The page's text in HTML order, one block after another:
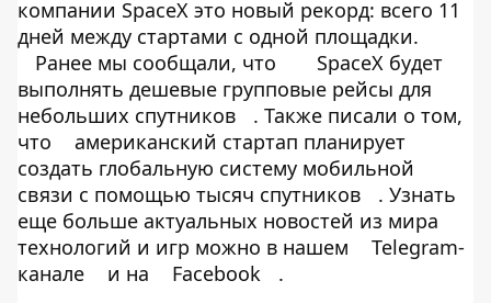
компании SpaceX это новый рекорд: всего 11
дней между стартами c одной площадки.
Ранее мы сообщали, что
SpaceX будет
выполнять дешевые групповые рейсы для
небольших спутников
. Также писали о том,
что
американский стартап планирует
создать глобальную систему мобильной
связи с помощью тысяч спутников
. Узнать
еще больше актуальных новостей из мира
технологий и игр можно в нашем
Telegram-
канале
и на Facebook .